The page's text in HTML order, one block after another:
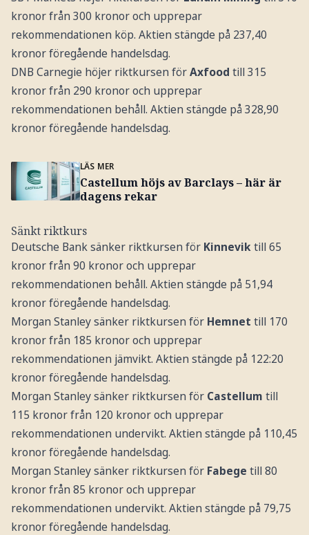
kronor från 300 kronor och upprepar
rekommendationen köp. Aktien stängde på 237,40
kronor föregående handelsdag.
DNB Carnegie höjer riktkursen förAxfood till 315
kronor från 290 kronor och upprepar
rekommendationen behåll. Aktien stängde på 328,90
kronor föregående handelsdag.
LÄS MER
Castellum höjs av Barclays – här är
dagens rekar
Sänkt riktkurs
Deutsche Bank sänker riktkursen för Kinneviktill 65
kronor från 90 kronor och upprepar
rekommendationen behåll. Aktien stängde på 51,94
kronor föregående handelsdag.
Morgan Stanley sänker riktkursen för Hemnet till 170
kronor från 185 kronor och upprepar
rekommendationen jämvikt. Aktien stängde på 122:20
kronor föregående handelsdag.
Morgan Stanley sänker riktkursen för Castellum till
115 kronor från 120 kronor och upprepar
rekommendationen undervikt. Aktien stängde på 110,45
kronor föregående handelsdag.
Morgan Stanley sänker riktkursen för Fabege till 80
kronor från 85 kronor och upprepar
rekommendationen undervikt. Aktien stängde på 79,75
kronor föregående handelsdag.